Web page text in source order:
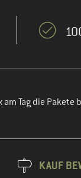
am Tag die Pakete
KAUF